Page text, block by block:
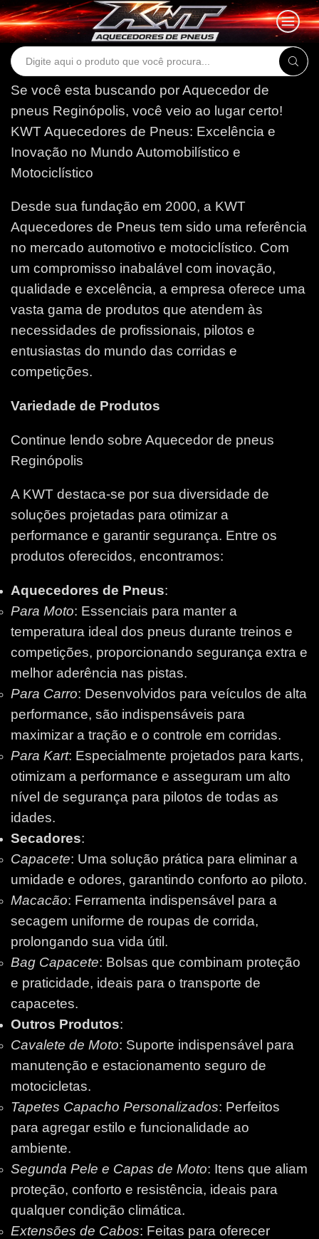
Search
Se você esta buscando por Aquecedor de
pneus Reginópolis, você veio ao lugar certo!
KWT Aquecedores de Pneus: Excelência e
Inovação no Mundo Automobilístico e
Motociclístico
Desde sua fundação em 2000, a KWT
Aquecedores de Pneus tem sido uma referência
no mercado automotivo e motociclístico. Com
um compromisso inabalável com inovação,
qualidade e excelência, a empresa oferece uma
vasta gama de produtos que atendem às
necessidades de profissionais, pilotos e
entusiastas do mundo das corridas e
competições.
Variedade de Produtos
Continue lendo sobre Aquecedor de pneus
Reginópolis
A KWT destaca-se por sua diversidade de
soluções projetadas para otimizar a
performance e garantir segurança. Entre os
produtos oferecidos, encontramos:
Aquecedores de Pneus:
Para Moto: Essenciais para manter a
temperatura ideal dos pneus durante treinos e
competições, proporcionando segurança extra e
melhor aderência nas pistas.
Para Carro: Desenvolvidos para veículos de alta
performance, são indispensáveis para
maximizar a tração e o controle em corridas.
Para Kart: Especialmente projetados para karts,
otimizam a performance e asseguram um alto
nível de segurança para pilotos de todas as
idades.
Secadores:
Capacete: Uma solução prática para eliminar a
umidade e odores, garantindo conforto ao piloto.
Macacão: Ferramenta indispensável para a
secagem uniforme de roupas de corrida,
prolongando sua vida útil.
Bag Capacete: Bolsas que combinam proteção
e praticidade, ideais para o transporte de
capacetes.
Outros Produtos:
Cavalete de Moto: Suporte indispensável para
manutenção e estacionamento seguro de
motocicletas.
Tapetes Capacho Personalizados: Perfeitos
para agregar estilo e funcionalidade ao
ambiente.
Segunda Pele e Capas de Moto: Itens que aliam
proteção, conforto e resistência, ideais para
qualquer condição climática.
Extensões de Cabos: Feitas para oferecer